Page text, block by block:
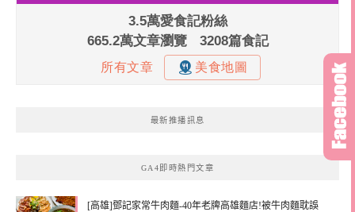
最新推播訊息
GA4即時熱門文章
[高雄]鄧記家常牛肉麵-40年老牌高雄麵店!被牛肉麵耽誤